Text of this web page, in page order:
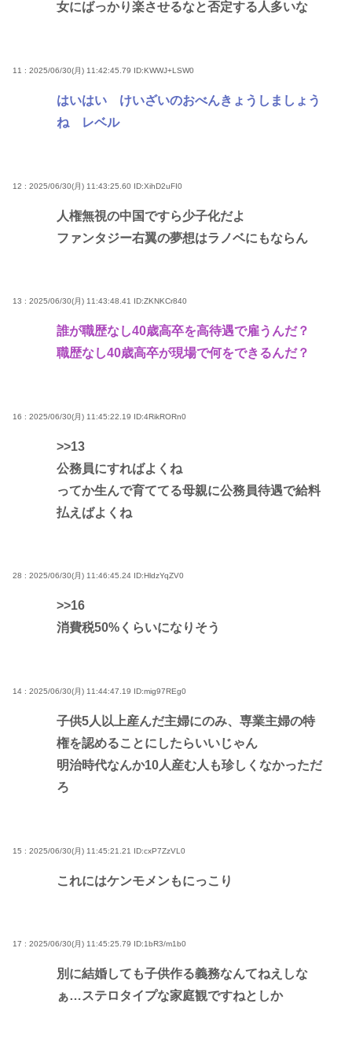
女にばっかり楽させるなと否定する人多いな
11 : 2025/06/30(月) 11:42:45.79 ID:KWWJ+LSW0
はいはい けいざいのおべんきょうしましょう
ね レベル
12 : 2025/06/30(月) 11:43:25.60 ID:XihD2uFI0
人権無視の中国ですら少子化だよ
ファンタジー右翼の夢想はラノベにもならん
13 : 2025/06/30(月) 11:43:48.41 ID:ZKNKCr840
誰が職歴なし40歳高卒を高待遇で雇うんだ？
職歴なし40歳高卒が現場で何をできるんだ？
16 : 2025/06/30(月) 11:45:22.19 ID:4RikRORn0
>>13
公務員にすればよくね
ってか生んで育ててる母親に公務員待遇で給料
払えばよくね
28 : 2025/06/30(月) 11:46:45.24 ID:HldzYqZV0
>>16
消費税50%くらいになりそう
14 : 2025/06/30(月) 11:44:47.19 ID:mig97REg0
子供5人以上産んだ主婦にのみ、専業主婦の特
権を認めることにしたらいいじゃん
明治時代なんか10人産む人も珍しくなかっただ
ろ
15 : 2025/06/30(月) 11:45:21.21 ID:cxP7ZzVL0
これにはケンモメンもにっこり
17 : 2025/06/30(月) 11:45:25.79 ID:1bR3/m1b0
別に結婚しても子供作る義務なんてねえしな
ぁ…ステロタイプな家庭観ですねとしか